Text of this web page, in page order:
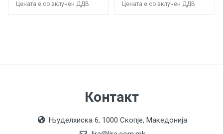
Цената е со вклучен ДДВ Цената е со вклучен ДДВ
Контакт
Њуделхиска 6, 1000 Скопје, Македонија